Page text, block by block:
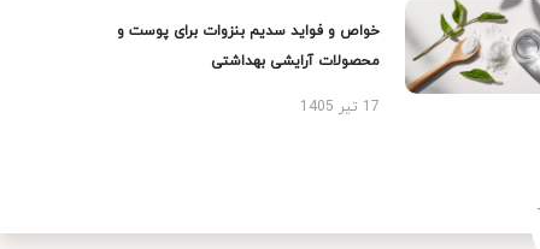
خواص و فواید سدیم بنزوات برای پوست و
محصولات آرایشی بهداشتی
17 تیر 1405